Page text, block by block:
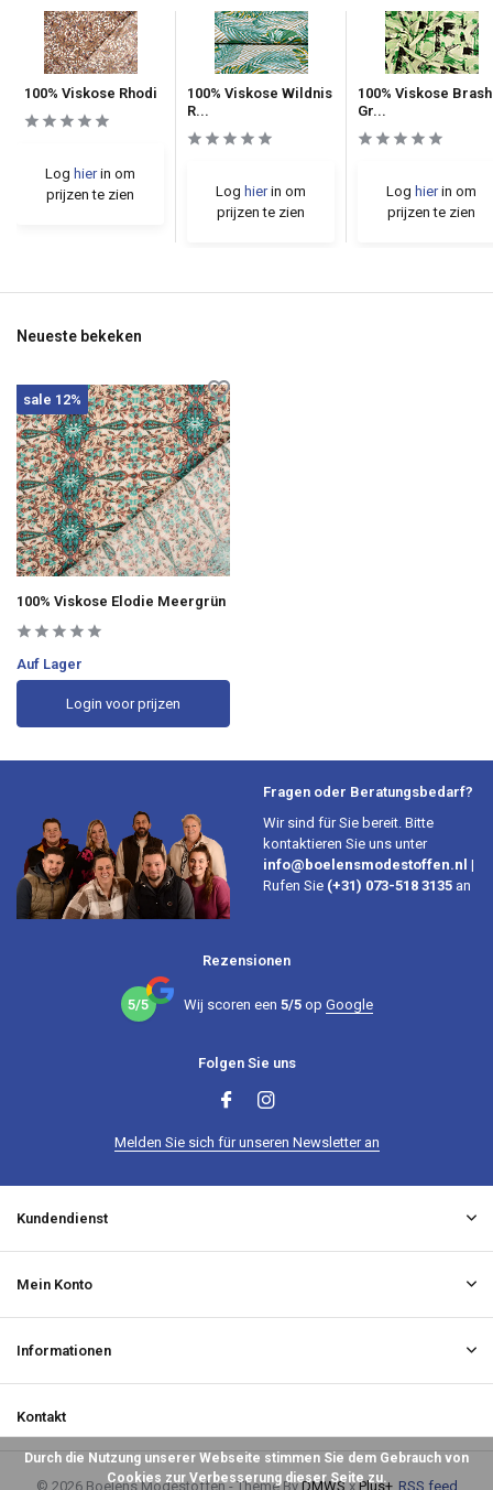
100% Viskose Rhodi
Log hierin om
prijzen te zien
100% Viskose Wildnis
R...
Log hierin om
prijzen te zien
100% Viskose
Gr...
Log hierin om
prijzen te zien
Neueste bekeken
sale 12%
100% Viskose Elodie Meergrün
Auf Lager
Login voor prijzen
Fragen oder Beratungsbedarf?
Wir sind für Sie bereit. Bitte
kontaktieren Sie uns unter
info@boelensmodestoffen.nl |
Rufen Sie (+31) 073-518 3135 an
Rezensionen
5/5 Wij scoren een 5/5op Google
Folgen Sie uns
Melden Sie sich für unseren Newsletter an
Kundendienst
Mein Konto
Informationen
Kontakt
© 2026 Boelens Modestoffen - Theme ByDMWSxPlus+ RSS feed
Durch die Nutzung unserer Webseite stimmen Sie dem Gebrauch von
Cookies zur Verbesserung dieser Seite zu.